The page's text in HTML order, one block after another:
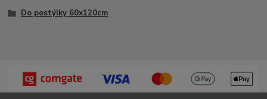
Do postýlky 60x120cm